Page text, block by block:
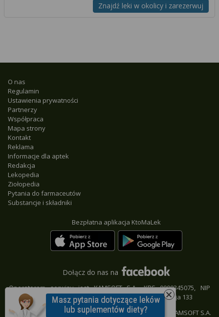
Znajdź leki w okolicy i zarezerwuj
O nas
Regulamin
Ustawienia prywatności
Partnerzy
Współpraca
Mapa strony
Kontakt
Reklama
Informacje dla aptek
Redakcja
Lekopedia
Ziołopedia
Pytania do farmaceutów
Substancje i składniki
Bezpłatna aplikacja KtoMaLek
Dołącz do nas na
Operatorem serwisu jest KAMSOFT S.A., KRS 0000345075, NIP
9542685559, REGON 241371988, 40-235 Katowice, ul. 1 Maja 133
© KAMSOFT S.A.